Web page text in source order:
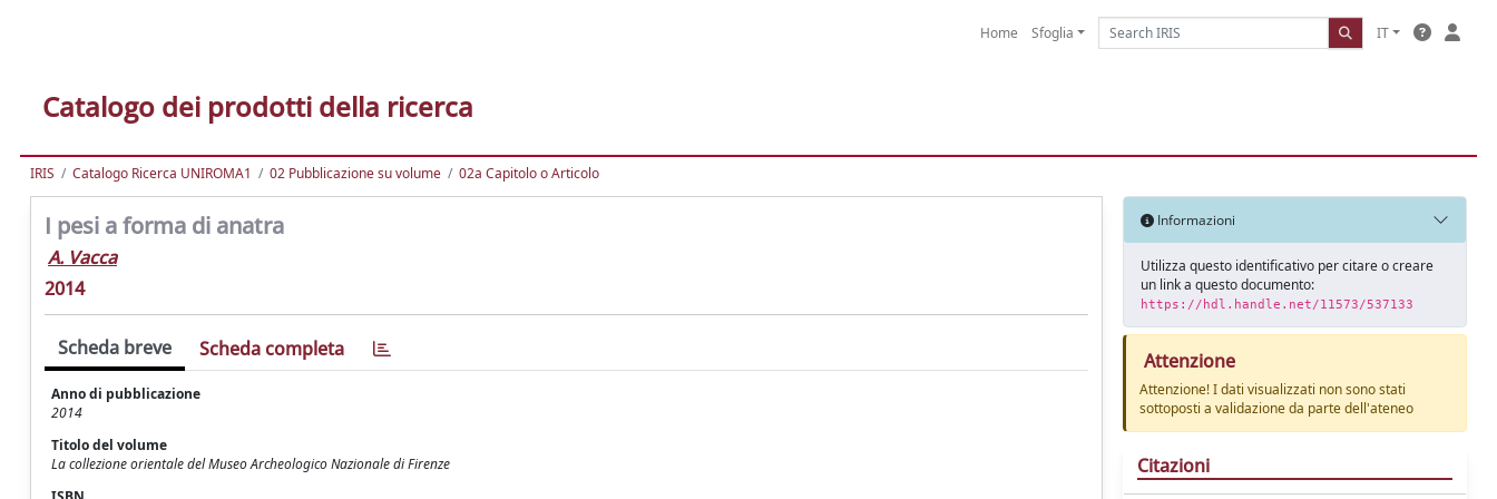
Home Sfoglia IT
Catalogo dei prodotti della ricerca
IRIS Catalogo Ricerca UNIROMA1 02 Pubblicazione su volume 02a Capitolo o Articolo
I pesi a forma di anatra
A. Vacca
2014
Scheda breve Scheda completa
Anno di pubblicazione
2014
Titolo del volume
La collezione orientale del Museo Archeologico Nazionale di Firenze
Informazioni
Utilizza questo identificativo per citare o creare
un link a questo documento:
https://hdl.handle.net/11573/537133
Attenzione
Attenzione! I dati visualizzati non sono stati
sottoposti a validazione da parte dell'ateneo
Citazioni